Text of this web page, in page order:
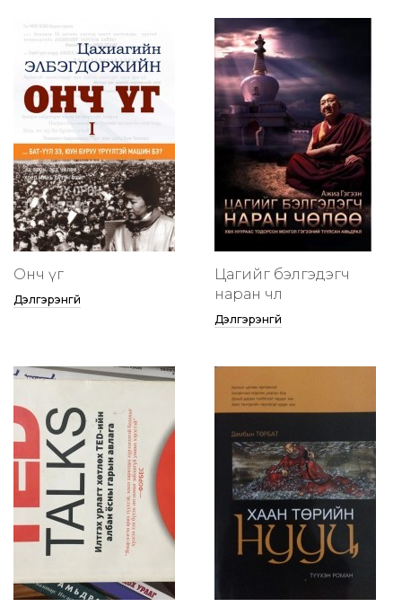
Онч үг
Дэлгэрэнгүй
Цагийг бэлгэдэгч
наран чөлөө
Дэлгэрэнгүй